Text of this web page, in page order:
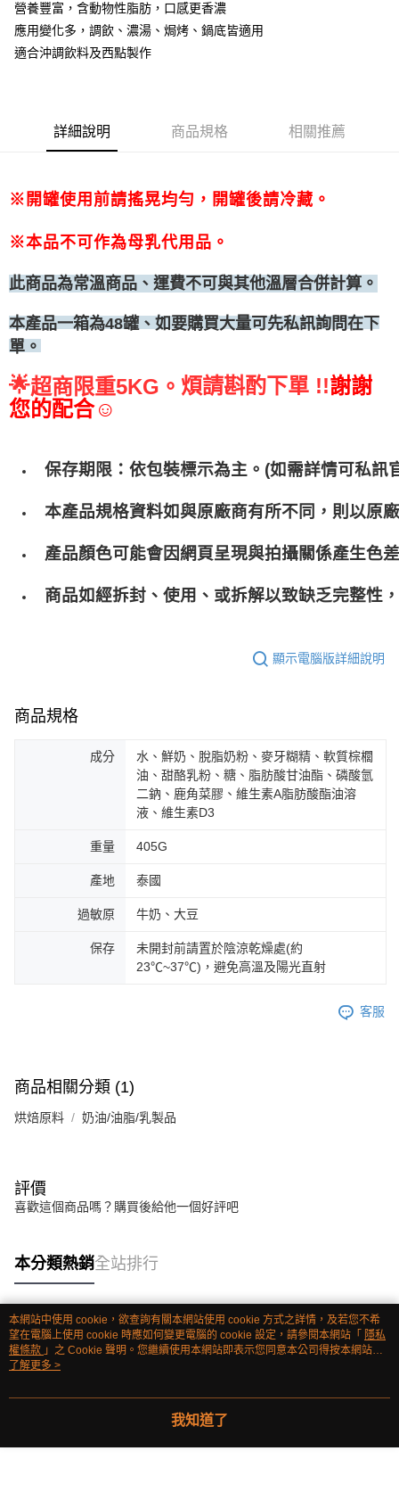
(請點開選項勾選)
每筆NT$250
營養豐富，含動物性脂肪，口感更香濃
應用變化多，調飲、濃湯、焗烤、鍋底皆適用
適合沖調飲料及西點製作
詳細說明 商品規格 相關推薦
※開罐使用前請搖晃均勻，開罐後請冷藏。
※本品不可作為母乳代用品。
此商品為常溫商品、運費不可與其他溫層合併計算。
本產品一箱為48罐、如要購買大量可先私訊詢問在下
單。
🌟超商限重5KG。 煩請斟酌下單 !!謝謝
您的配合☺
保存期限：依包裝標示為主。(如需詳情可私訊
本產品規格資料如與原廠商有所不同，則以原
產品顏色可能會因網頁呈現與拍攝關係產生色
商品如經拆封、使用、或拆解以致缺乏完整性
顯示電腦版詳細說明
商品規格
成分
水、鮮奶、脫脂奶粉、麥牙糊精、軟質棕櫚
油、甜酪乳粉、糖、脂肪酸甘油酯、磷酸氫
二鈉、鹿角菜膠、維生素A脂肪酸酯油溶
液、維生素D3
重量 405G
產地 泰國
過敏原 牛奶、大豆
保存
未開封前請置於陰涼乾燥處(約
23℃~37℃)，避免高溫及陽光直射
客服
商品相關分類 (1)
烘焙原料 奶油/油脂/乳製品
評價
喜歡這個商品嗎？購買後給他一個好評吧
本分類熱銷全站排行
熱門標籤
本網站中使用 cookie，欲查詢有關本網站使用 cookie 方式之詳情，及若您不希
望在電腦上使用 cookie 時應如何變更電腦的 cookie 設定，請參閱本網站「 隱私
權條款 」之 Cookie 聲明。您繼續使用本網站即表示您同意本公司得按本網站使
用條款之 Cookie 聲明使用 cookie。
了解更多 >
我知道了